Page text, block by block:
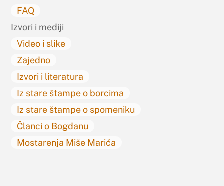
FAQ
Izvori i mediji
Video i slike
Zajedno
Izvori i literatura
Iz stare štampe o borcima
Iz stare štampe o spomeniku
Članci o Bogdanu
Mostarenja Miše Marića